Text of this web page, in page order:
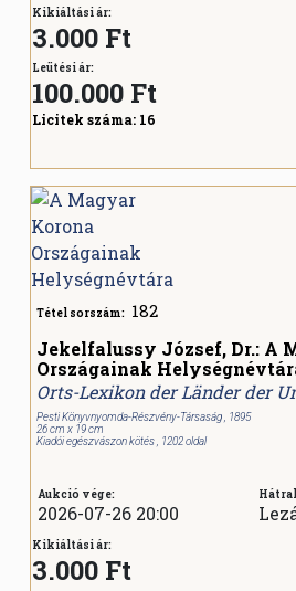
Kikiáltási ár:
3.000 Ft
Leütési ár:
100.000 Ft
Licitek száma: 16
Tétel sorszám: 182
Jekelfalussy József, Dr.: A
Országainak
Orts-Lexikon der Länder der
Pesti Könyvnyomda-Részvény-Társaság , 1895
26 cm x 19 cm
Kiadói egészvászon kötés , 1202 oldal
Aukció vége:
2026-07-26 20:00
Kikiáltási ár:
3.000 Ft